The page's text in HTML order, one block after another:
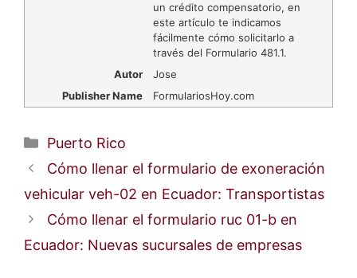
un crédito compensatorio, en
este artículo te indicamos
fácilmente cómo solicitarlo a
través del Formulario 481.1.
Autor
Jose
Publisher Name
FormulariosHoy.com
Categorías
Puerto Rico
Cómo llenar el formulario de exoneración
vehicular veh-02 en Ecuador: Transportistas
Cómo llenar el formulario ruc 01-b en
Ecuador: Nuevas sucursales de empresas